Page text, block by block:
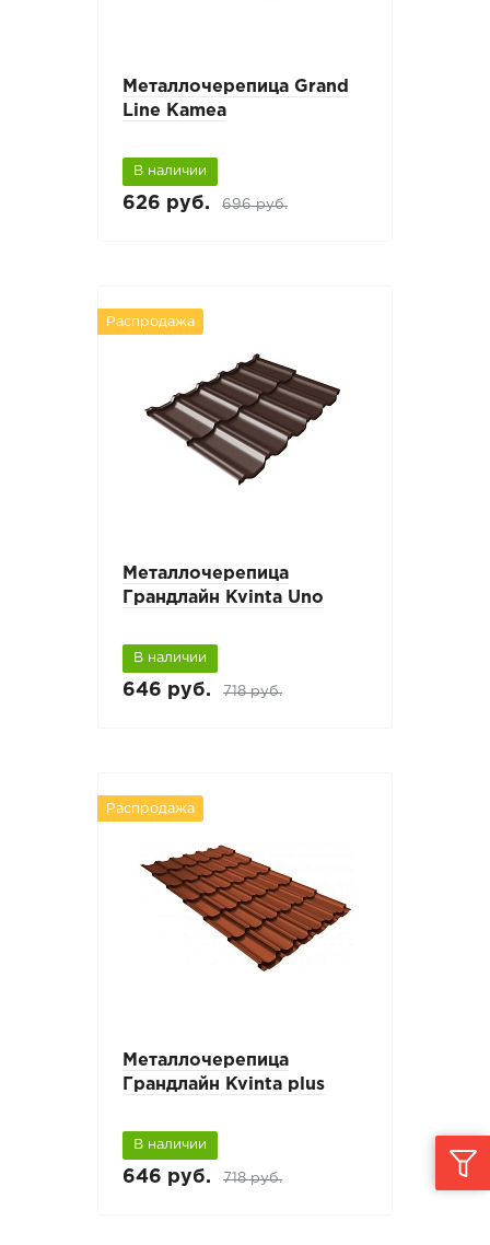
Металлочерепица Grand
Line Kamea
В наличии
626 руб. 696 руб.
Распродажа
Металлочерепица
Грандлайн Kvinta Uno
В наличии
646 руб. 718 руб.
Распродажа
Металлочерепица
Грандлайн Kvinta plus
В наличии
646 руб. 718 руб.